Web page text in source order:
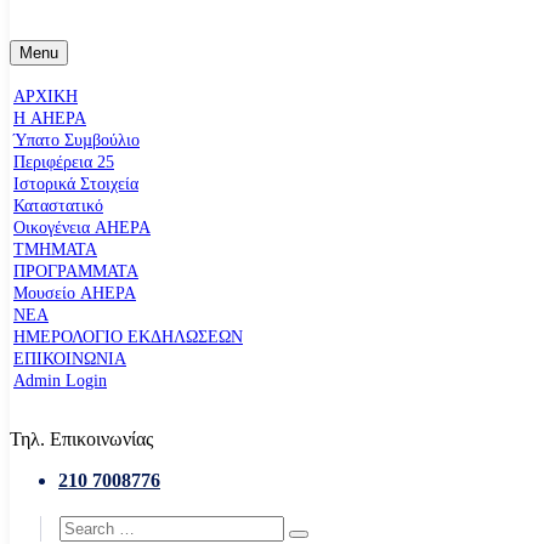
Menu
ΑΡΧΙΚΗ
Η AHEPA
Ύπατο Συµβούλιο
Περιφέρεια 25
Ιστορικά Στοιχεία
Καταστατικό
Οικογένεια AHEPA
ΤΜΗΜΑΤΑ
ΠΡΟΓΡΑΜΜΑΤΑ
Μουσείο AHEPA
ΝΕΑ
ΗΜΕΡΟΛΟΓΙΟ ΕΚΔΗΛΩΣΕΩΝ
ΕΠΙΚΟΙΝΩΝΙΑ
Admin Login
Τηλ. Επικοινωνίας
210 7008776